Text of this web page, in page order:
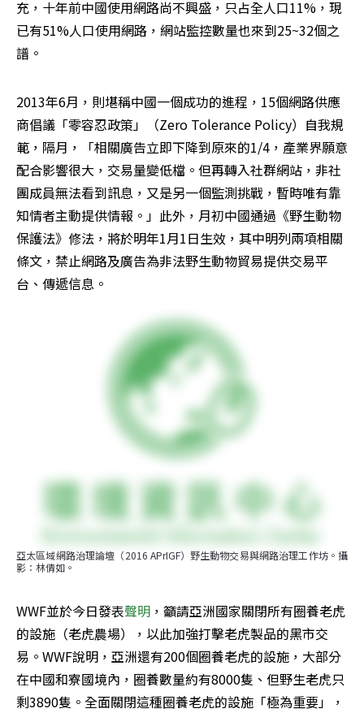
充，十年前中國使用網路尚不興盛，只占全人口11%，現
已有51%人口使用網路，網站監控數量也來到25~32個之
譜。
2013年6月，則堪稱中國一個成功的進程，15個網路供應
商倡議「零容忍政策」（Zero Tolerance Policy）自我規
範，隔月，「相關廣告立即下降到原來的1/4，產業界願意
配合影響很大，交易量變低檔。但再轉入社群網站，非社
團成員無法看到訊息，又是另一個監測挑戰，暫時唯有靠
知情者主動提供情報。」此外，月初中國通過《野生動物
保護法》修法，將於明年1月1日生效，其中明列兩項相關
條文，禁止網路及廣告為非法野生動物貿易提供交易平
台、傳遞信息。
亞太區域網路治理論壇（2016 APrIGF）野生動物交易與網路治理工作坊。攝
影：林倩如。
WWF並於今日發表聲明 ，籲請亞洲國家關閉所有圈養老虎
的設施（老虎農場），以此加強打擊老虎製品的黑市交
易。WWF說明，亞洲還有200個圈養老虎的設施，大部分
在中國和寮國境內，圈養數量約有8000隻、但野生老虎只
剩3890隻。全面關閉這種圈養老虎的設施「極為重要」，